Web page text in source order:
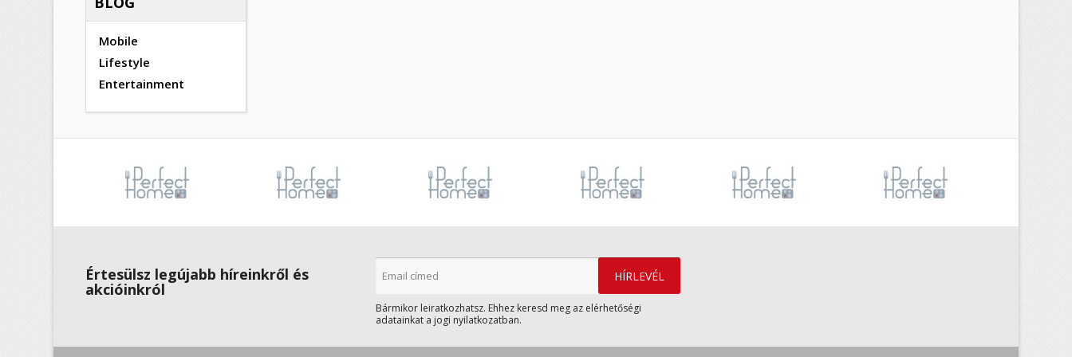
Mobile
Lifestyle
Entertainment
Értesülsz legújabb híreinkről és
akcióinkról
Bármikor leiratkozhatsz. Ehhez keresd meg az elérhetőségi
adatainkat a jogi nyilatkozatban.